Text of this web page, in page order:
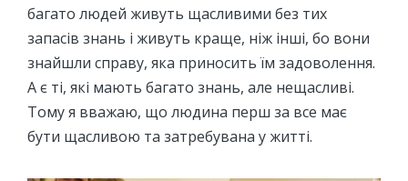
багато людей живуть щасливими без тих
запасів знань і живуть краще, ніж інші, бо вони
знайшли справу, яка приносить їм задоволення.
А є ті, які мають багато знань, але нещасливі.
Тому я вважаю, що людина перш за все має
бути щасливою та затребувана у житті.